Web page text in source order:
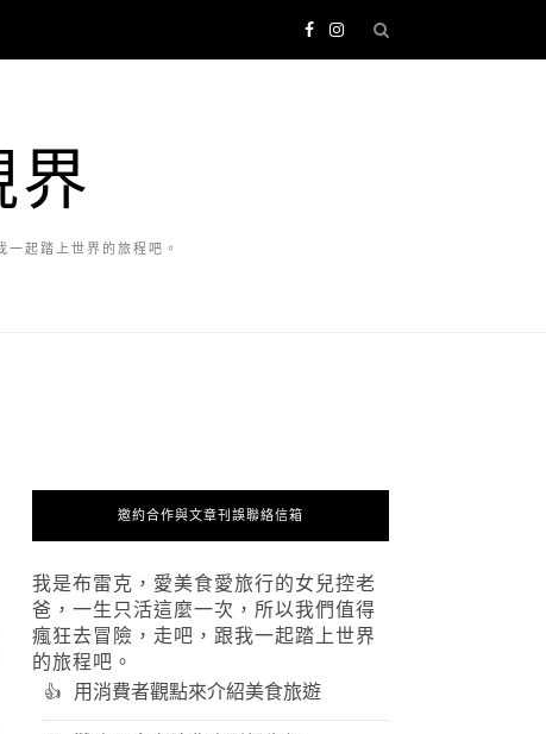
界
起踏上世界的旅程吧。
邀約合作與文章刊誤聯絡信箱
我是布雷克，愛美食愛旅行的女兒控老
爸，一生只活這麼一次，所以我們值得
瘋狂去冒險，走吧，跟我一起踏上世界
的旅程吧。
用消費者觀點來介紹美食旅遊